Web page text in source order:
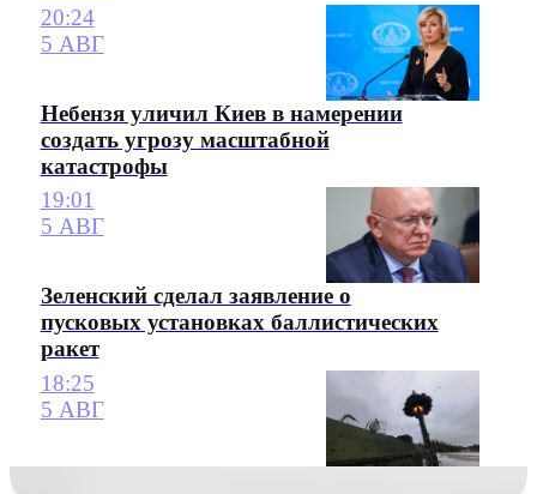
20:24
5 АВГ
Небензя уличил Киев в намерении
создать угрозу масштабной
катастрофы
19:01
5 АВГ
Зеленский сделал заявление о
пусковых установках баллистических
ракет
18:25
5 АВГ